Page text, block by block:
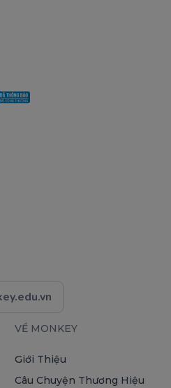
VỀ MONKEY
Giới Thiệu
Câu Chuyện Thương Hiệu